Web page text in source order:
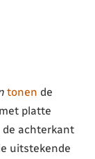
tonen de
platte
de achterkant
uitstekende